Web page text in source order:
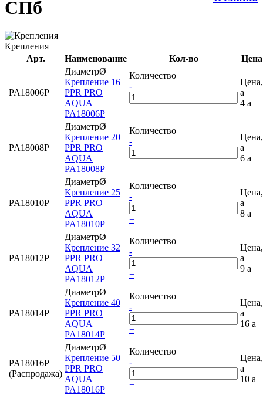
СПб
Крепления
Арт.
Наименование Кол-во Цена
PA18006P
ДиаметрØ
Крепление 16
PPR PRO
AQUA
PA18006P
Количество
-
+
Цена,
a
4 a
PA18008P
ДиаметрØ
Крепление 20
PPR PRO
AQUA
PA18008P
Количество
-
+
Цена,
a
6 a
PA18010P
ДиаметрØ
Крепление 25
PPR PRO
AQUA
PA18010P
Количество
-
+
Цена,
a
8 a
PA18012P
ДиаметрØ
Крепление 32
PPR PRO
AQUA
PA18012P
Количество
-
+
Цена,
a
9 a
PA18014P
ДиаметрØ
Крепление 40
PPR PRO
AQUA
PA18014P
Количество
-
+
Цена,
a
16 a
PA18016P
(Распродажа)
ДиаметрØ
Крепление 50
PPR PRO
AQUA
PA18016P
Количество
-
+
Цена,
a
10 a